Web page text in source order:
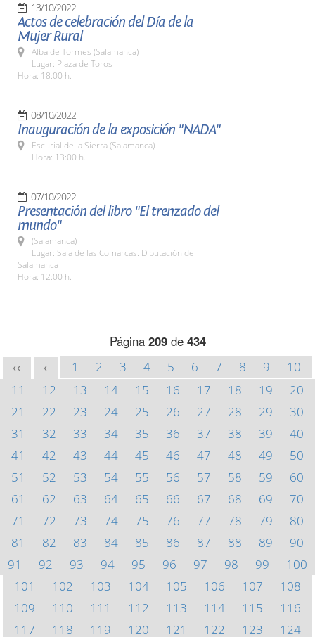
13/10/2022
Actos de celebración del Día de la
Mujer Rural
Alba de Tormes (Salamanca)
Lugar: Plaza de Toros
Hora: 18:00 h.
08/10/2022
Inauguración de la exposición "NADA"
Escurial de la Sierra (Salamanca)
Hora: 13:00 h.
07/10/2022
Presentación del libro "El trenzado del
mundo"
(Salamanca)
Lugar: Sala de las Comarcas. Diputación de
Salamanca
Hora: 12:00 h.
Página 209de 434
<< < 1 2 3 4 5 6 7 8 9
10
11
12 13 14 15 16 17 18 19
20
21
22 23 24 25 26 27 28 29
30
31
32 33 34 35 36 37 38 39
40
41
42 43 44 45 46 47 48 49
50
51
52 53 54 55 56 57 58 59
60
61
62 63 64 65 66 67 68 69
70
71
72 73 74 75 76 77 78 79
80
81
82 83 84 85 86 87 88 89
90
91
92 93 94 95 96 97 98 99
100
101
102 103 104 105 106 107
108
109
110 111 112 113 114 115
116
117
118 119 120 121 122 123
124